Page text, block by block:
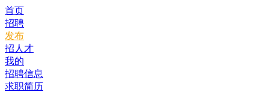
首页
招聘
发布
招人才
我的
招聘信息
求职简历